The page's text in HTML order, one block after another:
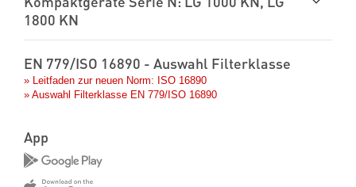
1800 KN
EN 779/ISO 16890 - Auswahl Filterklasse
» Leitfaden zur neuen Norm: ISO 16890
» Auswahl Filterklasse EN 779/ISO 16890
App